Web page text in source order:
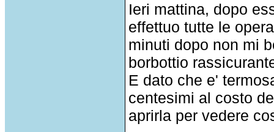
Ieri mattina, dopo
effettuo tutte le
minuti dopo non mi
borbottio
E dato che e'
centesimi al costo
aprirla per vedere